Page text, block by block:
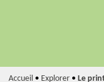
Accueil• Explorer• Le